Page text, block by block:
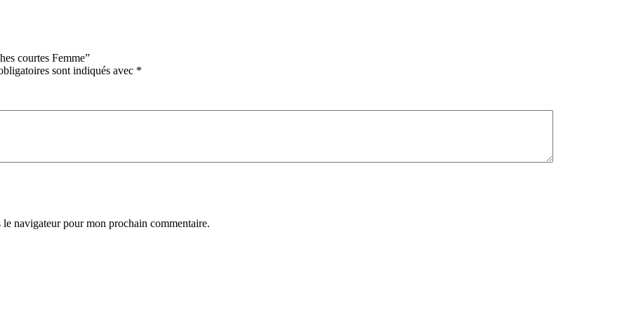
courtes Femme”
sont indiqués avec *
navigateur pour mon prochain commentaire.